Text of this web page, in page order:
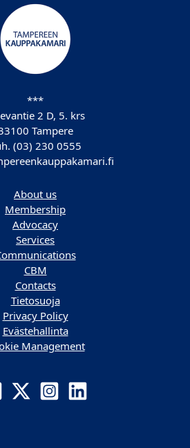
***
2 D, 5. krs
Tampere
(03) 230 0555
About us
Membership
Advocacy
Services
CBM
Contacts
Tietosuoja
Privacy Policy
Evästehallinta
Management